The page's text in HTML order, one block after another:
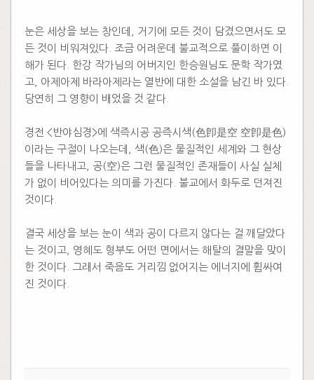
눈은 세상을 보는 창인데, 거기에 모든 것이 담겼으면서도 모
든 것이 비워져있다. 조금 어려운데 불교적으로 풀이하면 이
해가 된다. 한강 작가님의 어버지인 한승원님도 문학 작가였
고, 아제아제 바라아제라는 열반에 대한 소설을 남긴 바 있다.
당연히 그 영향이 배었을 것 같다.
경전 <반야심경>에 색즉시공 공즉시색(色卽是空 空卽是色)
이라는 구절이 나오는데, 색(色)은 물질적인 세계와 그 현상
들을 나타내고, 공(空)은 그런 물질적인 존재들이 사실 실체
가 없이 비어있다는 의미를 가진다. 불교에서 화두로 던져진
것이다.
결국 세상을 보는 눈이 색과 공이 다르지 않다는 걸 깨달았다
는 것이고, 영혜도 형부도 어떤 면에서는 해탈의 결말을 맞이
한 것이다. 그래서 죽음도 거리낌 없어지는 에너지에 휩싸여
진 것이다.